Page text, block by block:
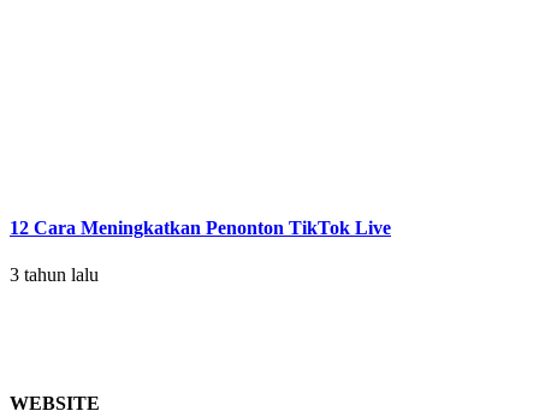
12 Cara Meningkatkan Penonton TikTok Live
3 tahun lalu
WEBSITE